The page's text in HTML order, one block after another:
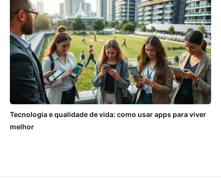
Tecnologia e qualidade de vida: como usar apps para viver
melhor